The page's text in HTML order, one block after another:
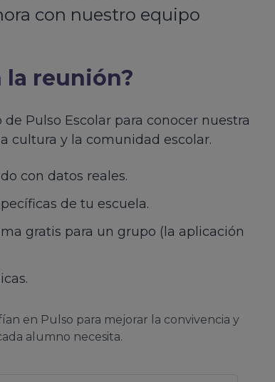
con nuestro equipo
la reunión?
Pulso Escolar para conocer nuestra
cultura y la comunidad escolar.
con datos reales.
de tu escuela.
gratis para un grupo (la aplicación
en Pulso para mejorar la convivencia y
alumno necesita.